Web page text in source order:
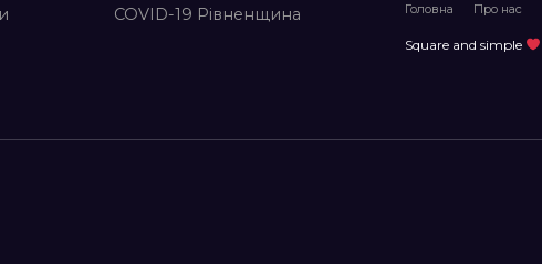
COVID-19 Рівненщина
Головна Про нас
Square and simple